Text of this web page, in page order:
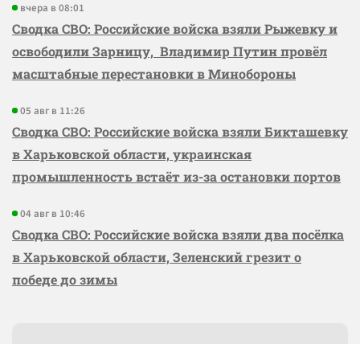
вчера в 08:01
Сводка СВО: Российские войска взяли Рыжевку и
освободили Зарницу, Владимир Путин провёл
масштабные перестановки в Минобороны
05 авг в 11:26
Сводка СВО: Российские войска взяли Бикташевку
в Харьковской области, украинская
промышленность встаёт из-за остановки портов
04 авг в 10:46
Сводка СВО: Российские войска взяли два посёлка
в Харьковской области, Зеленский грезит о
победе до зимы